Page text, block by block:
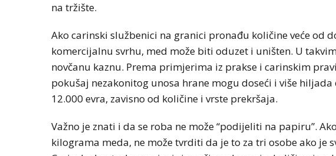
na tržište.
Ako carinski službenici na granici pronađu količine veće od
komercijalnu svrhu, med može biti oduzet i uništen. U
novčanu kaznu. Prema primjerima iz prakse i carinskim
pokušaj nezakonitog unosa hrane mogu doseći i više
12.000 evra, zavisno od količine i vrste prekršaja.
Važno je znati i da se roba ne može “podijeliti na papiru”.
kilograma meda, ne može tvrditi da je to za tri osobe ako je